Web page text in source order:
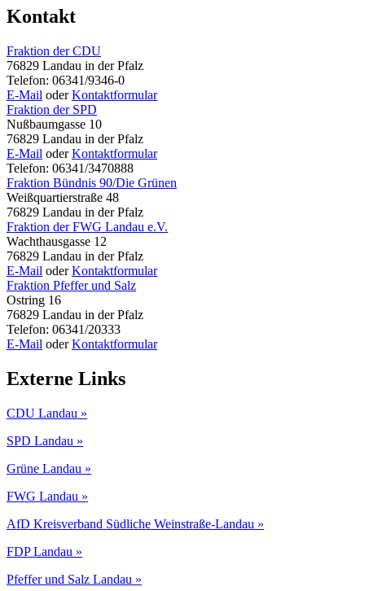
Kontakt
Fraktion der CDU
76829 Landau in der Pfalz
Telefon: 06341/9346-0
E-Mail oderKontaktformular
Fraktion der SPD
Nußbaumgasse 10
76829 Landau in der Pfalz
E-Mail oderKontaktformular
Telefon: 06341/3470888
Fraktion Bündnis 90/Die Grünen
Weißquartierstraße 48
76829 Landau in der Pfalz
Fraktion der FWG Landau e.V.
Wachthausgasse 12
76829 Landau in der Pfalz
E-Mail oderKontaktformular
Fraktion Pfeffer und Salz
Ostring 16
76829 Landau in der Pfalz
Telefon: 06341/20333
E-Mail oderKontaktformular
Externe Links
CDU Landau »
SPD Landau »
Grüne Landau »
FWG Landau »
AfD Kreisverband Südliche Weinstraße-Landau »
FDP Landau »
Pfeffer und Salz Landau »